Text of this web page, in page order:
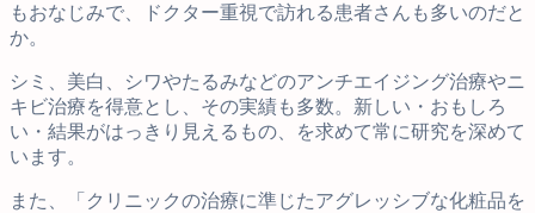
もおなじみで、ドクター重視で訪れる患者さんも多いのだと
か。
シミ、美白、シワやたるみなどのアンチエイジング治療やニ
キビ治療を得意とし、その実績も多数。新しい・おもしろ
い・結果がはっきり見えるもの、を求めて常に研究を深めて
います。
また、「クリニックの治療に準じたアグレッシブな化粧品を